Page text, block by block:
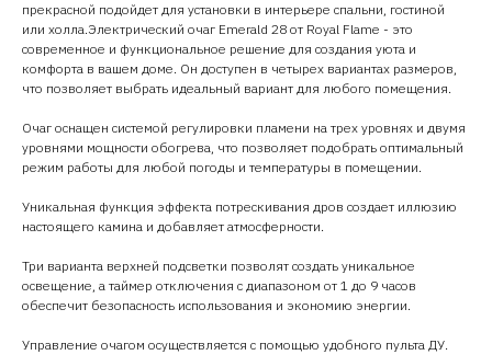
прекрасной подойдет для установки в интерьере спальни, гостиной
или холла.Электрический очаг Emerald 28 от Royal Flame - это
современное и функциональное решение для создания уюта и
комфорта в вашем доме. Он доступен в четырех вариантах размеров,
что позволяет выбрать идеальный вариант для любого помещения.
Очаг оснащен системой регулировки пламени на трех уровнях и двумя
уровнями мощности обогрева, что позволяет подобрать оптимальный
режим работы для любой погоды и температуры в помещении.
Уникальная функция эффекта потрескивания дров создает иллюзию
настоящего камина и добавляет атмосферности.
Три варианта верхней подсветки позволят создать уникальное
освещение, а таймер отключения с диапазоном от 1 до 9 часов
обеспечит безопасность использования и экономию энергии.
Управление очагом осуществляется с помощью удобного пульта ДУ.